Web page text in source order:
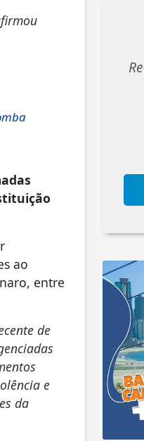
ao
entre
de
e
da